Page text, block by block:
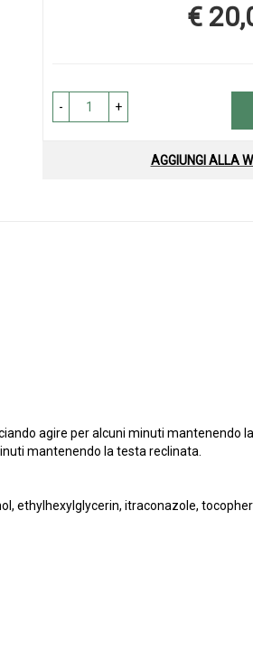
€
- +
AGGIUNGI ALLA
agire per alcuni minuti mantenendo
mantenendo la testa reclinata.
ethylhexylglycerin, itraconazole,